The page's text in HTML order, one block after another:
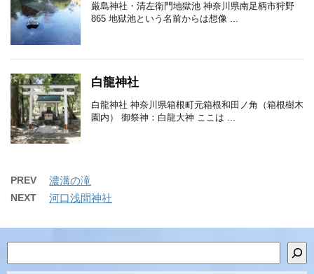
厳島神社・清左衛門地獄池 神奈川県南足柄市狩野
865 地獄池という名前からは想像 ...
白龍神社
白龍神社 神奈川県箱根町元箱根和田ノ角（箱根樹木
園内） 御祭神：白龍大神 ここは ...
PREV 濃溝の滝
NEXT 河口浅間神社